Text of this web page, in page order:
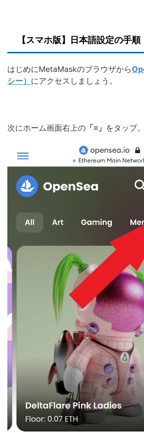
【スマホ版】日本語設定の手順
はじめにMetaMaskのブラウザから
シー） にアクセスしましょう。
次にホーム画面右上の 「≡」 をタップ。